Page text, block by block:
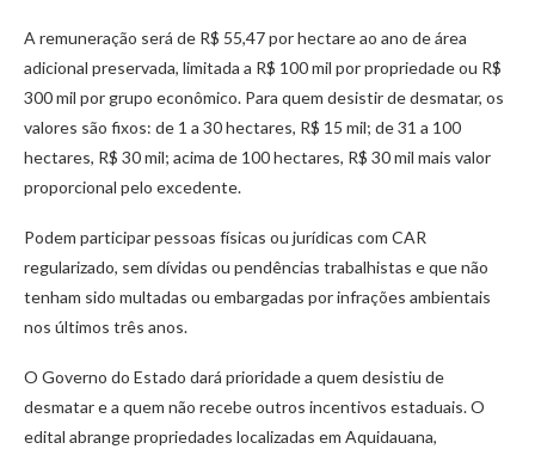
A remuneração será de R$ 55,47 por hectare ao ano de área
adicional preservada, limitada a R$ 100 mil por propriedade ou R$
300 mil por grupo econômico. Para quem desistir de desmatar, os
valores são fixos: de 1 a 30 hectares, R$ 15 mil; de 31 a 100
hectares, R$ 30 mil; acima de 100 hectares, R$ 30 mil mais valor
proporcional pelo excedente.
Podem participar pessoas físicas ou jurídicas com CAR
regularizado, sem dívidas ou pendências trabalhistas e que não
tenham sido multadas ou embargadas por infrações ambientais
nos últimos três anos.
O Governo do Estado dará prioridade a quem desistiu de
desmatar e a quem não recebe outros incentivos estaduais. O
edital abrange propriedades localizadas em Aquidauana,